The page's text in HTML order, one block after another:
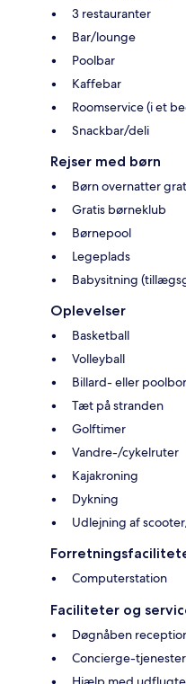
3 restauranter
Bar/lounge
Poolbar
Kaffebar
Roomservice (i et
Snackbar/deli
Rejser med børn
Børn overnatter
Gratis børneklub
Børnepool
Legeplads
Babysitning
Oplevelser
Basketball
Volleyball
Billard- eller
Tæt på stranden
Golftimer
Vandre-/cykelruter
Kajakroning
Dykning
Udlejning af
Computerstation
Faciliteter og
Døgnåben
Concierge-tjenester